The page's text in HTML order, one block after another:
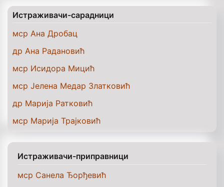
Истраживачи-сарадници
мср Ана Дробац
др Ана Радановић
мср Исидора Мицић
мср Јелена Медар Златковић
др Марија Ратковић
мср Марија Трајковић
Истраживачи-приправници
мср Санелa Ђорђевић